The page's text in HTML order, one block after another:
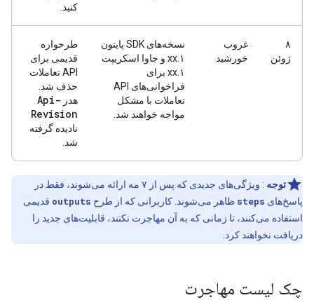
کنید.
۸
ژوئن
غروب
خورشید
نسخه‌های SDK پایتون
۱.xx و جاوا اسکریپت
۱.xx برای
فراخوانی‌های API
تعاملات با مشکل
مواجه خواهند شد.
طرحواره
قدیمی برای
API تعاملات
حذف شد.
هدر Api-
Revision
نادیده گرفته
شد.
توجه
: ویژگی‌های جدیدی که پس از ۷ مه ارائه می‌شوند، فقط در
پاسخ‌های steps ظاهر می‌شوند. کاربرانی که از طرح outputs قدیمی
استفاده می‌کنند، تا زمانی که به آن مهاجرت نکنند، قابلیت‌های جدید را
دریافت نخواهند کرد.
چک لیست مهاجرت